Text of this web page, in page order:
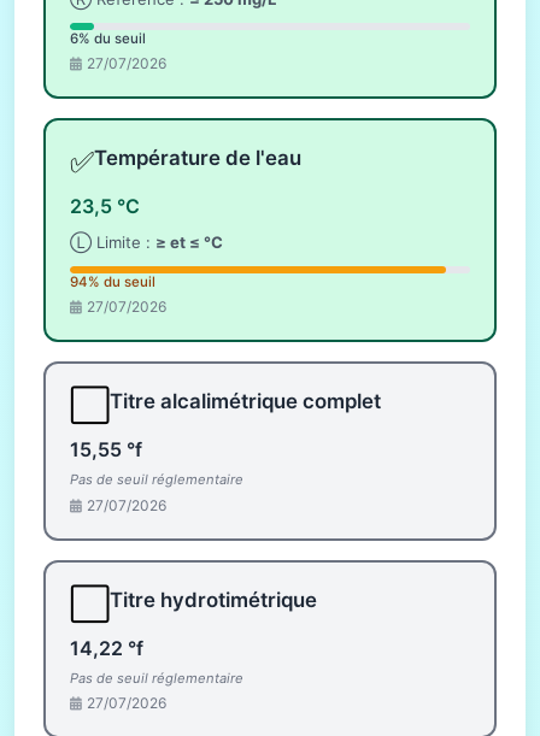
6% du seuil
27/07/2026
✅Température de l'eau
23,5 °C
Ⓛ Limite : ≥ et ≤ °C
94% du seuil
27/07/2026
Titre alcalimétrique complet
15,55 °f
Pas de seuil réglementaire
27/07/2026
Titre hydrotimétrique
14,22 °f
Pas de seuil réglementaire
27/07/2026